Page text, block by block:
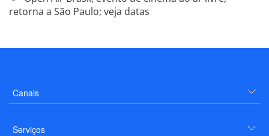
retorna a São Paulo; veja datas
Canais
Serviços